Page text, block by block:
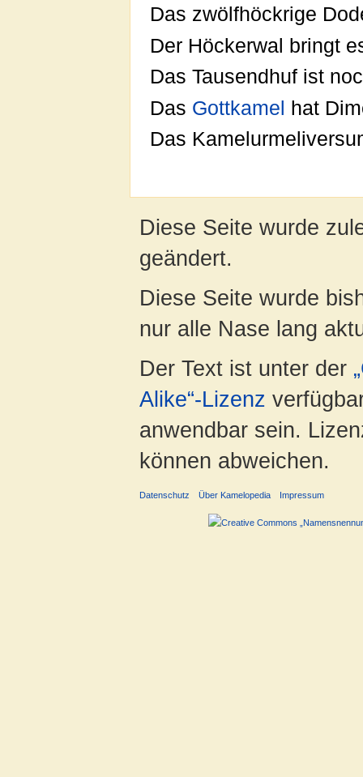
Das zwölfhöckrige
Der Höckerwal bringt
Das Tausendhuf ist
Das Gottkamel hat
Das
Diese Seite wurde
geändert.
Diese Seite wurde
nur alle Nase lang
Der Text ist unter der
Alike“-Lizenz
anwendbar sein.
können abweichen.
Datenschutz Über Kamelopedia Impressum